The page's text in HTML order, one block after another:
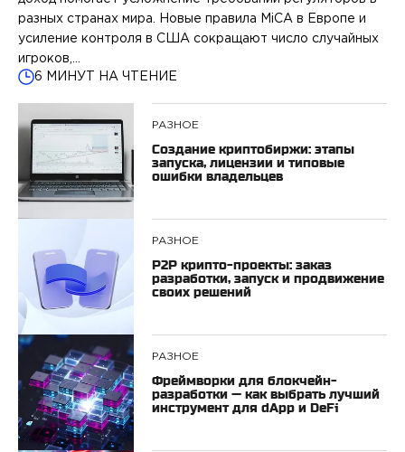
разных странах мира. Новые правила MiCA в Европе и
усиление контроля в США сокращают число случайных
игроков,…
6 МИНУТ НА ЧТЕНИЕ
РАЗНОЕ
Создание криптобиржи: этапы
запуска, лицензии и типовые
ошибки владельцев
РАЗНОЕ
P2P крипто-проекты: заказ
разработки, запуск и продвижение
своих решений
РАЗНОЕ
Фреймворки для блокчейн-
разработки — как выбрать лучший
инструмент для dApp и DeFi